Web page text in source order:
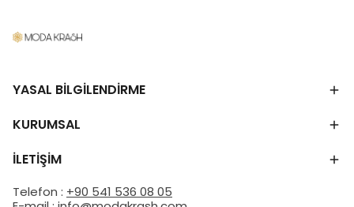
YASAL BİLGİLENDİRME
KURUMSAL
İLETİŞİM
Telefon : +90 541 536 08 05